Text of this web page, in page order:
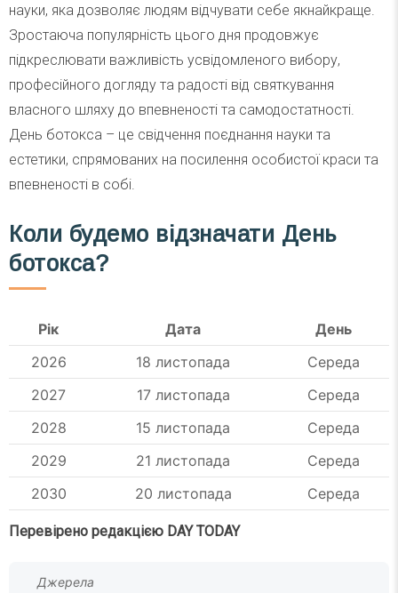
науки, яка дозволяє людям відчувати себе якнайкраще.
Зростаюча популярність цього дня продовжує
підкреслювати важливість усвідомленого вибору,
професійного догляду та радості від святкування
власного шляху до впевненості та самодостатності.
День ботокса – це свідчення поєднання науки та
естетики, спрямованих на посилення особистої краси та
впевненості в собі.
Коли будемо відзначати День
ботокса?
Рік Дата
День
2026
18 листопада
Середа
2027
17 листопада
Середа
2028
15 листопада
Середа
2029
21 листопада
Середа
2030
20 листопада Середа
Перевірено редакцією DAY TODAY